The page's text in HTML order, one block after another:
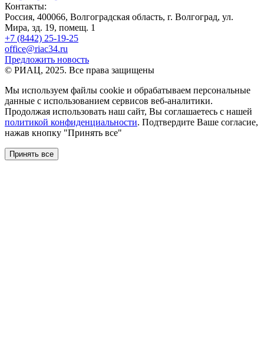
Контакты:
Россия, 400066, Волгоградская область, г. Волгоград, ул.
Мира, зд. 19, помещ. 1
+7 (8442) 25-19-25
office@riac34.ru
Предложить новость
© РИАЦ, 2025. Все права защищены
Мы используем файлы сookie и обрабатываем персональные
данные с использованием сервисов веб-аналитики.
Продолжая использовать наш сайт, Вы соглашаетесь с нашей
политикой конфиденциальности. Подтвердите Ваше согласие,
нажав кнопку "Принять все"
Принять все